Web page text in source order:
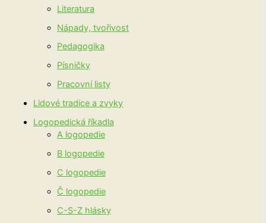
Literatura
Nápady, tvořivost
Pedagogika
Písničky
Pracovní listy
Lidové tradice a zvyky
Logopedická říkadla
A logopedie
B logopedie
C logopedie
Č logopedie
C-S-Z hlásky